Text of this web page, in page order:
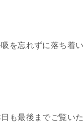
吸を忘れずに落ち着
も最後までご覧い